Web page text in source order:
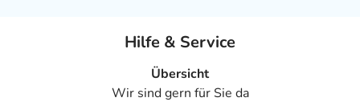
- Verstärkter HarndrangHilfe & Service
Übersicht
Wir sind gern für Sie da